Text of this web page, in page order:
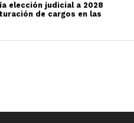
elección judicial a 2028
de cargos en las